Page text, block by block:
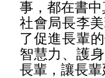
事，都在書
社會局長李
了促進長輩
智慧力、護
長輩，讓長